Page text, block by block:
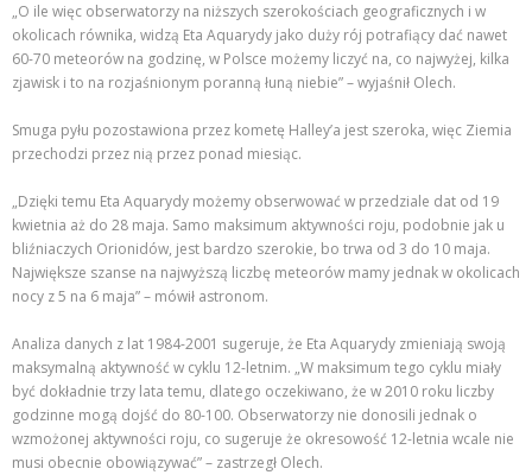
„O ile więc obserwatorzy na niższych szerokościach geograficznych i w
okolicach równika, widzą Eta Aquarydy jako duży rój potrafiący dać nawet
60-70 meteorów na godzinę, w Polsce możemy liczyć na, co najwyżej, kilka
zjawisk i to na rozjaśnionym poranną łuną niebie” – wyjaśnił Olech.
Smuga pyłu pozostawiona przez kometę Halley’a jest szeroka, więc Ziemia
przechodzi przez nią przez ponad miesiąc.
„Dzięki temu Eta Aquarydy możemy obserwować w przedziale dat od 19
kwietnia aż do 28 maja. Samo maksimum aktywności roju, podobnie jak u
bliźniaczych Orionidów, jest bardzo szerokie, bo trwa od 3 do 10 maja.
Największe szanse na najwyższą liczbę meteorów mamy jednak w okolicach
nocy z 5 na 6 maja” – mówił astronom.
Analiza danych z lat 1984-2001 sugeruje, że Eta Aquarydy zmieniają swoją
maksymalną aktywność w cyklu 12-letnim. „W maksimum tego cyklu miały
być dokładnie trzy lata temu, dlatego oczekiwano, że w 2010 roku liczby
godzinne mogą dojść do 80-100. Obserwatorzy nie donosili jednak o
wzmożonej aktywności roju, co sugeruje że okresowość 12-letnia wcale nie
musi obecnie obowiązywać” – zastrzegł Olech.